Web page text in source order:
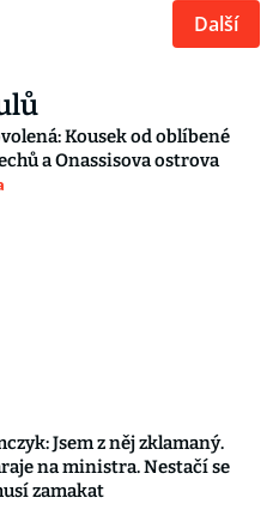
Další
Kousek od oblíbené
a Onassisova ostrova
Jsem z něj zklamaný.
na ministra. Nestačí se
zamakat